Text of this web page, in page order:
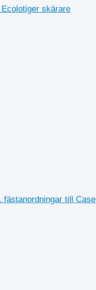
skärare
fästanordningar till Case